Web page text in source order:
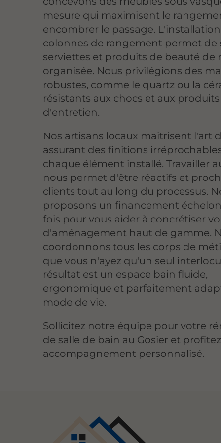
mesure qui maximisent le
encombrer le passage.
colonnes de rangement permet de
serviettes et produits de beauté de
organisée. Nous privilégions des
robustes, comme le quartz ou la
résistants aux chocs et aux produits
d'entretien.
Nos artisans locaux maîtrisent l'art
assurant des finitions
chaque élément installé. Travailler
nous permet d'être réactifs et
clients tout au long du processus.
proposons un financement
fois pour vous aider à concrétiser
d'aménagement haut de gamme.
coordonnons tous les corps de
que vous n'ayez qu'un seul
résultat est un espace bain fluide,
ergonomique et parfaitement
mode de vie.
Sollicitez notre équipe pour votre
de salle de bain au Gosier et
accompagnement personnalisé.